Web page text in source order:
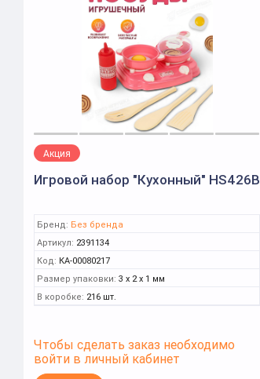
Акция
Игровой набор "Кухонный" HS426B
Бренд: Без бренда
Артикул: 2391134
Код: КА-00080217
Размер упаковки: 3 x 2 x 1 мм
В коробке: 216 шт.
Чтобы сделать заказ необходимо
войти в личный кабинет